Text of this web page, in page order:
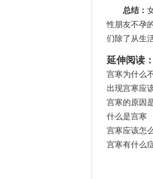
总结：
性朋友不孕
们除了从生
延伸阅读：
宫寒为什么
出现宫寒应
宫寒的原因
什么是宫寒
宫寒应该怎
宫寒有什么